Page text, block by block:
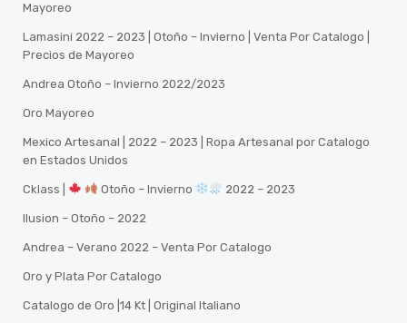
Mayoreo
Lamasini 2022 – 2023 | Otoño – Invierno | Venta Por Catalogo |
Precios de Mayoreo
Andrea Otoño – Invierno 2022/2023
Oro Mayoreo
Mexico Artesanal | 2022 – 2023 | Ropa Artesanal por Catalogo
en Estados Unidos
Cklass | Otoño – Invierno 2022 – 2023
Ilusion – Otoño – 2022
Andrea – Verano 2022 – Venta Por Catalogo
Oro y Plata Por Catalogo
Catalogo de Oro |14 Kt | Original Italiano